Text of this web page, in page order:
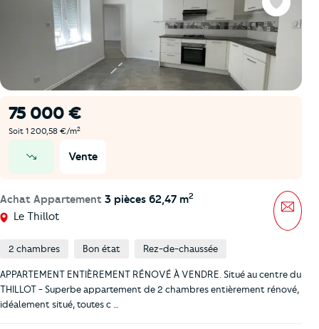
75 000 €
Soit 1 200,58 €/m2
Vente
Achat Appartement 3 pièces 62,47 m2
Le Thillot
Favoris
2 chambres Bon état Rez-de-chaussée
APPARTEMENT ENTIÈREMENT RÉNOVÉ À VENDRE. Situé au centre du
THILLOT - Superbe appartement de 2 chambres entièrement rénové,
idéalement situé, toutes c …